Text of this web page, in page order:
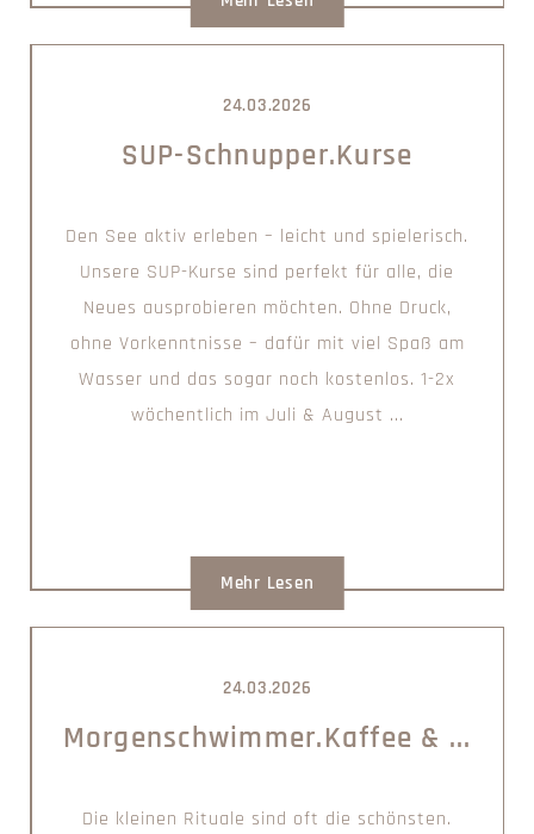
24.03.2026
SUP-Schnupper.Kurse
Den See aktiv erleben – leicht und spielerisch.
Unsere SUP-Kurse sind perfekt für alle, die
Neues ausprobieren möchten. Ohne Druck,
ohne Vorkenntnisse – dafür mit viel Spaß am
Wasser und das sogar noch kostenlos. 1-2x
wöchentlich im Juli & August ...
Mehr Lesen
24.03.2026
Morgenschwimmer.Kaffee & ...
Die kleinen Rituale sind oft die schönsten.